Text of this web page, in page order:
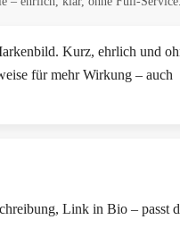
Kurz, ehrlich und
für mehr Wirkung – auch
Link in Bio – passt